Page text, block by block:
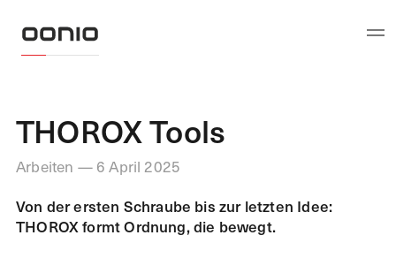
THOROX Tools
Arbeiten — 6 April 2025
Von der ersten Schraube bis zur letzten Idee:
THOROX formt Ordnung, die bewegt.